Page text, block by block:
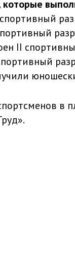
которые
II
в